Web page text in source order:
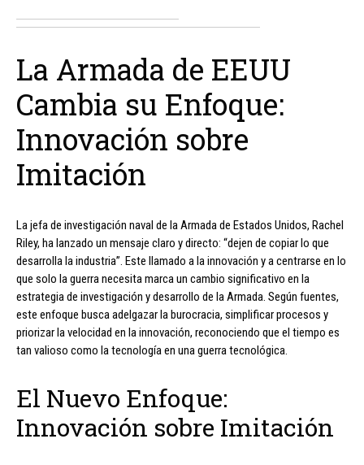
La Armada de EEUU
Cambia su Enfoque:
Innovación sobre
Imitación
La jefa de investigación naval de la Armada de Estados Unidos, Rachel
Riley, ha lanzado un mensaje claro y directo: “dejen de copiar lo que
desarrolla la industria”. Este llamado a la innovación y a centrarse en lo
que solo la guerra necesita marca un cambio significativo en la
estrategia de investigación y desarrollo de la Armada. Según fuentes,
este enfoque busca adelgazar la burocracia, simplificar procesos y
priorizar la velocidad en la innovación, reconociendo que el tiempo es
tan valioso como la tecnología en una guerra tecnológica.
El Nuevo Enfoque:
Innovación sobre Imitación